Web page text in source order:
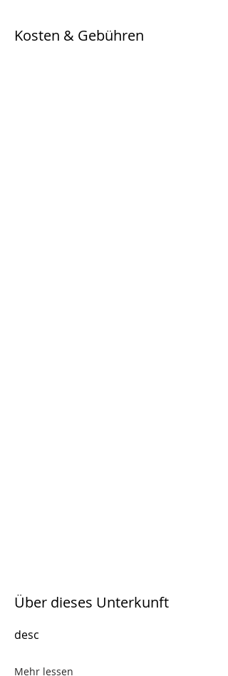
Kosten & Gebühren
Über dieses Unterkunft
desc
Mehr lessen